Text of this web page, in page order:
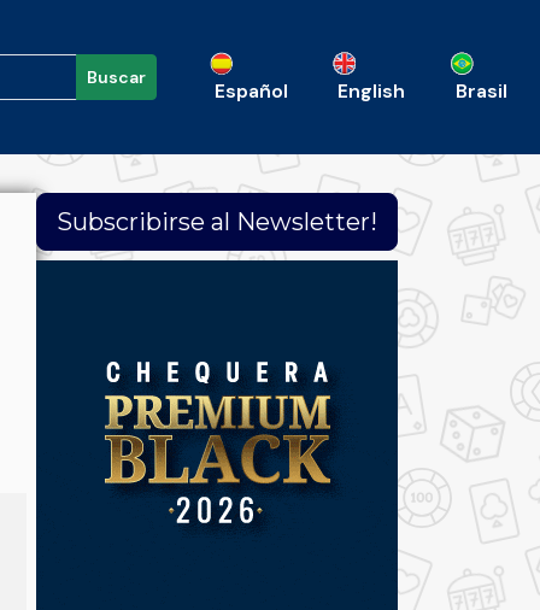
Buscar
Español English Brasil
Subscribirse al Newsletter!